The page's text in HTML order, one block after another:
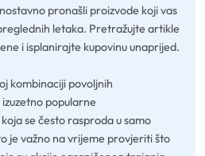
pronašli proizvode koji vas
letaka. Pretražujte artikle
i isplanirajte kupovinu unaprijed.
kombinaciji povoljnih
popularne
koja se često rasproda u samo
je važno na vrijeme provjeriti što